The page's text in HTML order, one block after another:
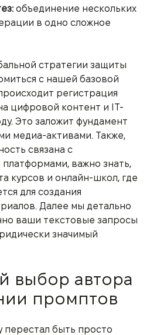
объединение нескольких
в одно сложное
стратегии защиты
с нашей базовой
регистрация
цифровой контент и IT-
Это заложит фундамент
медиа-активами. Также,
связана с
важно знать,
курсов и онлайн-школ, где
для создания
Далее мы детально
ваши текстовые запросы
значимый
выбор автора
промптов
перестал быть просто